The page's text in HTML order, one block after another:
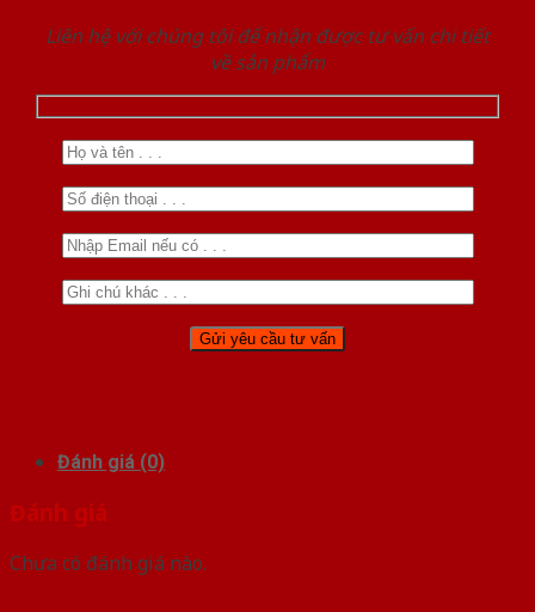
Liên hệ với chúng tôi để nhận được tư vấn chi tiết
về sản phẩm
Đánh giá (0)
Đánh giá
Chưa có đánh giá nào.